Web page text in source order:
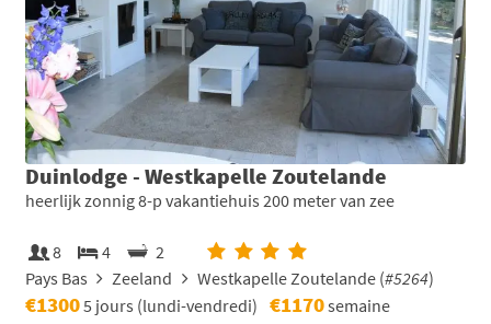
Duinlodge - Westkapelle Zoutelande
heerlijk zonnig 8-p vakantiehuis 200 meter van zee
8 4
2
Pays Bas
Zeeland Westkapelle Zoutelande (#5264)
€13005 jours (lundi-vendredi) €1170semaine